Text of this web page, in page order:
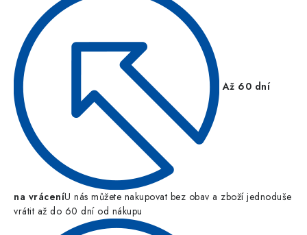
Až 60 dní
na vráceníU nás můžete nakupovat bez obav a zboží jednoduše
vrátit až do 60 dní od nákupu